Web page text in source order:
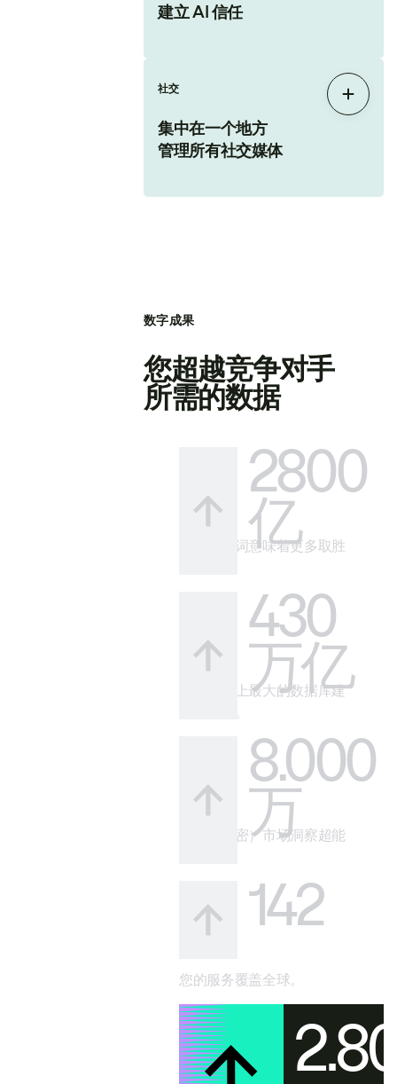
建立 AI 信任
社交
集中在一个地方
管理所有社交媒体
展开
数字成果
您超越竞争对手
所需的数据
2800
亿
更多关键词意味着更多取胜
430
万亿
借助市场上最大的数据库建
8.000
万
您的（秘密）市场洞察超能
142
您的服务覆盖全球。